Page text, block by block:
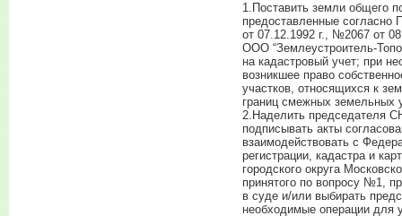
1.Поставить земли общего
предоставленные
от 07.12.1992 г., №2067 от
ООО “Землеустроитель-
на кадастровый учет; при
возникшее право
участков, относящихся к
границ смежных земельных
2.Наделить председателя
подписывать акты
взаимодействовать с
регистрации, кадастра и
городского округа
принятого по вопросу №1,
в суде и/или выбирать
необходимые операции для